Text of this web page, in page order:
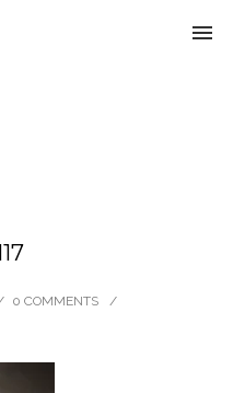
0 COMMENTS
/